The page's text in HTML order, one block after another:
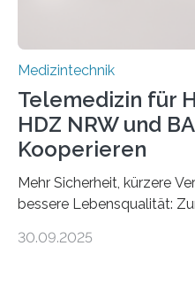
Medizintechnik
Telemedizin für
HDZ NRW und
Kooperieren
Mehr Sicherheit, kürzere
bessere Lebensqualität:
Oeynhausen, und die
30.09.2025